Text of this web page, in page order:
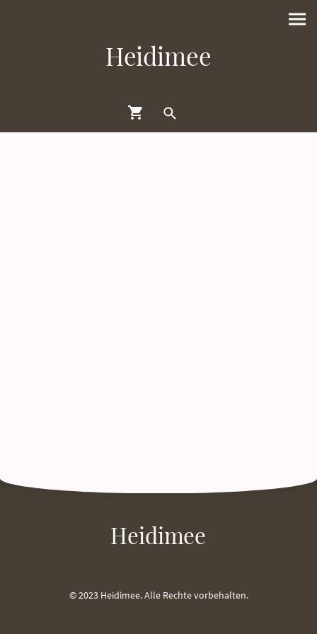
Heidimee
Heidimee
© 2023 Heidimee. Alle Rechte vorbehalten.